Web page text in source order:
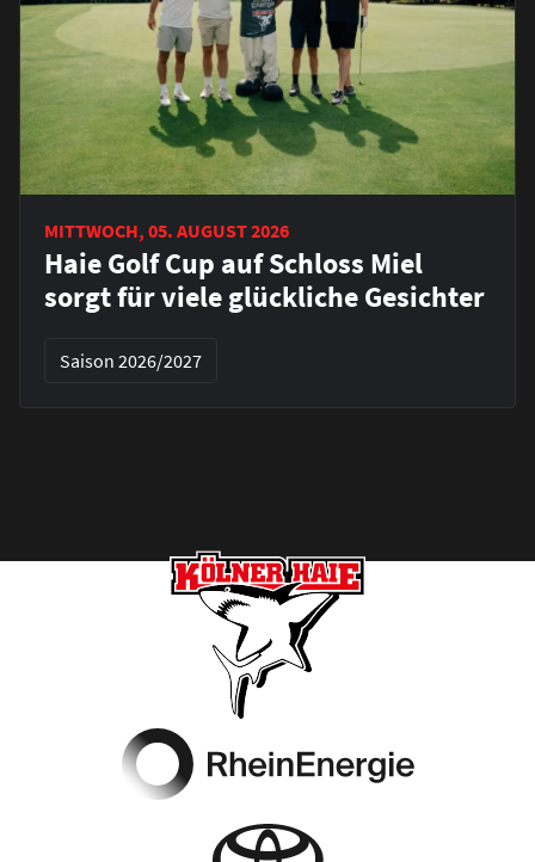
MITTWOCH, 05. AUGUST 2026
Haie Golf Cup auf Schloss Miel
sorgt für viele glückliche Gesichter
Saison 2026/2027